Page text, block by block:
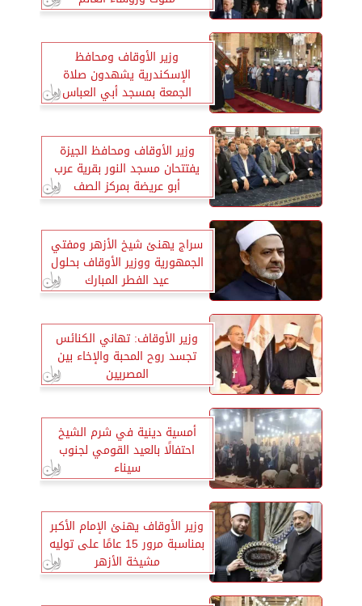
وزير الأوقاف ومحافظ
الإسكندرية يشهدون صلاة
الجمعة بمسجد أبي العباس
المرسي
وزير الأوقاف ومحافظ الجيزة
يفتتحان مسجد النور بقرية عرب
أبو عريضة بمركز الصف
سراج يهنئ شيخ الأزهر ومفتي
الجمهورية ووزير الأوقاف بحلول
عيد الفطر المبارك
وزير الأوقاف: تهاني الكنائس
تجسد روح المحبة والإخاء بين
المصريين
أمسية دينية في شرم الشيخ
احتفالًا بالعيد القومي لجنوب
سيناء
وزير الأوقاف يهنئ الإمام الأكبر
بمناسبة مرور 15 عامًا على توليه
مشيخة الأزهر